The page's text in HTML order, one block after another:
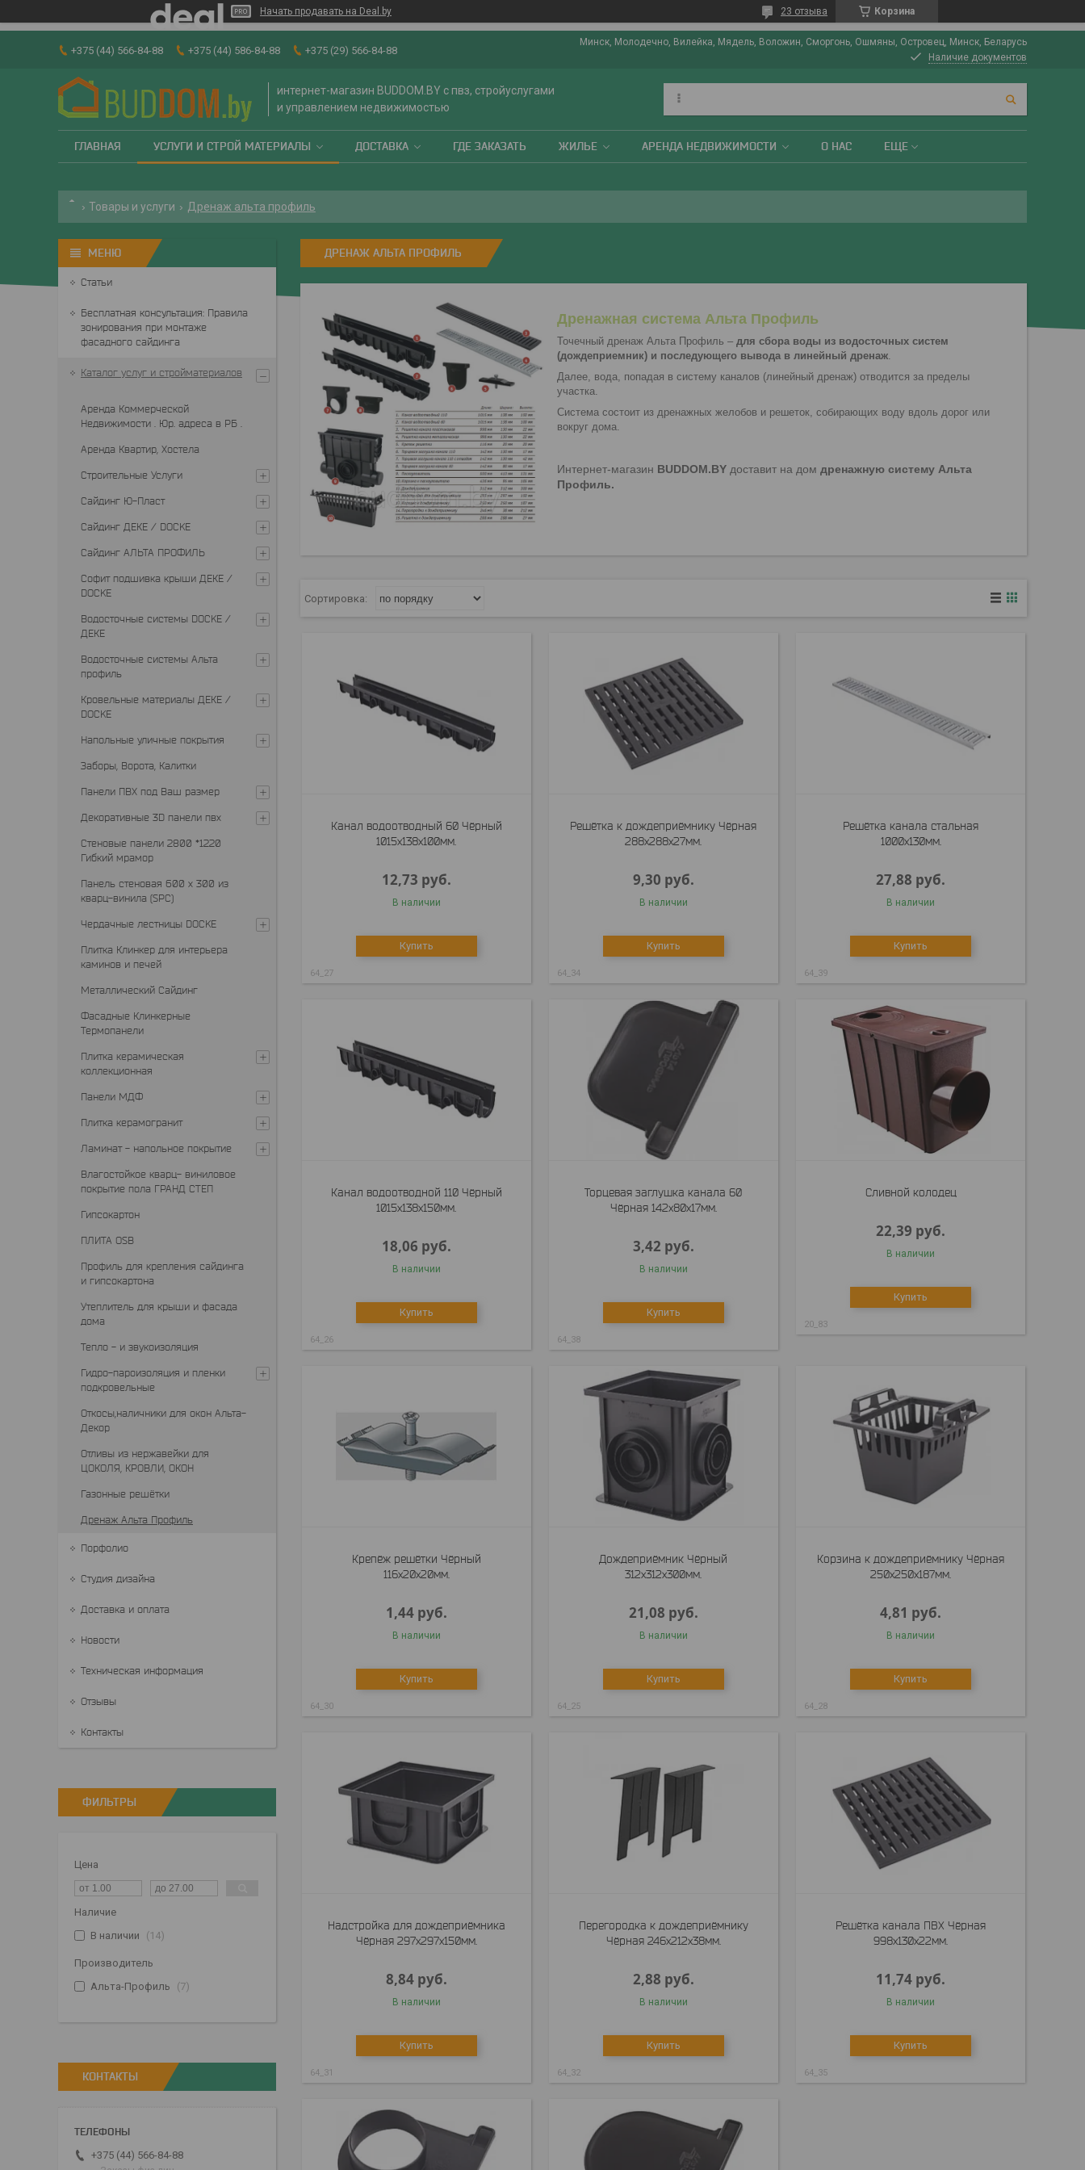
Начать продавать на Deal.by Корзина
23 отзыва
+375 (44) 566-84-88 +375 (44) 586-84-88 +375 (29) 566-84-88
Минск, Молодечно, Вилейка, Мядель, Воложин, Сморгонь, Ошмяны, Островец, Минск, Беларусь
Наличие документов
интернет-магазин BUDDOM.BY с пвз, стройуслугами
и управлением недвижимостью
ГЛАВНАЯ УСЛУГИ И СТРОЙ МАТЕРИАЛЫ ДОСТАВКА ГДЕ ЗАКАЗАТЬ ЖИЛЬЕ АРЕНДА НЕДВИЖИМОСТИ О НАС ЕЩЕ
Товары и услуги Дренаж альта профиль
ДРЕНАЖ АЛЬТА ПРОФИЛЬ
Дренажная система Альта Профиль
Точечный дренаж Альта Профиль – для сбора воды из водосточных систем
(дождеприемник) и последующего вывода в линейный дренаж.
Далее, вода, попадая в систему каналов (линейный дренаж) отводится за пределы
участка.
Система состоит из дренажных желобов и решеток, собирающих воду вдоль дорог или
вокруг дома.
Интернет-магазин BUDDOM.BY доставит на дом дренажную систему Альта
Профиль.
Канал водоотводный 60 Чёрный
1015x138x100мм.
12,73 руб.
В наличии
Купить
64_27
Решётка к дождеприёмнику Чёрная
288x288x27мм.
9,30 руб.
В наличии
Купить
64_34
Решётка канала стальная
1000x130мм.
27,88 руб.
В наличии
Купить
64_39
Канал водоотводной 110 Чёрный
1015x138x150мм.
18,06 руб.
В наличии
Купить
64_26
Торцевая заглушка канала 60
Чёрная 142x80x17мм.
3,42 руб.
В наличии
Купить
64_38
Сливной колодец
22,39 руб.
В наличии
Купить
20_83
Крепёж решётки Чёрный
116x20x20мм.
1,44 руб.
В наличии
Купить
64_30
Дождеприёмник Чёрный
312x312x300мм.
21,08 руб.
В наличии
Купить
64_25
Корзина к дождеприёмнику Чёрная
250x250x187мм.
4,81 руб.
В наличии
Купить
64_28
Надстройка для дождеприёмника
Чёрная 297x297x150мм.
8,84 руб.
В наличии
Купить
64_31
Перегородка к дождеприёмнику
Чёрная 246x212x38мм.
2,88 руб.
В наличии
Купить
64_32
Решётка канала ПВХ Чёрная
998x130x22мм.
11,74 руб.
В наличии
Купить
64_35
Статьи
Бесплатная консультация: Правила
зонирования при монтаже
фасадного сайдинга
Каталог услуг и стройматериалов
Аренда Коммерческой
Недвижимости . Юр. адреса в РБ .
Аренда Квартир, Хостела
Строительные Услуги
Сайдинг Ю-Пласт
Сайдинг ДЕКЕ / DOCKE
Сайдинг АЛЬТА ПРОФИЛЬ
Софит подшивка крыши ДЕКЕ /
DOCKE
Водосточные системы DOCKE /
ДЕКЕ
Водосточные системы Альта
профиль
Кровельные материалы ДЕКЕ /
DOCKE
Напольные уличные покрытия
Заборы, Ворота, Калитки
Панели ПВХ под Ваш размер
Декоративные 3D панели пвх
Стеновые панели 2800 *1220
Гибкий мрамор
Панель стеновая 600 х 300 из
кварц-винила (SPC)
Чердачные лестницы DOCKE
Плитка Клинкер для интерьера
каминов и печей
Металлический Сайдинг
Фасадные Клинкерные
Термопанели
Плитка керамическая
коллекционная
Панели МДФ
Плитка керамогранит
Ламинат - напольное покрытие
Влагостойкое кварц- виниловое
покрытие пола ГРАНД СТЕП
Гипсокартон
ПЛИТА OSB
Профиль для крепления сайдинга
и гипсокартона
Утеплитель для крыши и фасада
дома
Тепло - и звукоизоляция
Гидро-пароизоляция и пленки
подкровельные
Откосы,наличники для окон Альта-
Декор
Отливы из нержавейки для
ЦОКОЛЯ, КРОВЛИ, ОКОН
Газонные решётки
Дренаж Альта Профиль
Порфолио
Студия дизайна
Доставка и оплата
Новости
Техническая информация
Отзывы
Контакты
ФИЛЬТРЫ
Цена
Наличие
В наличии
14
Производитель
Альта-Профиль
7
КОНТАКТЫ
+375 (44) 566-84-88